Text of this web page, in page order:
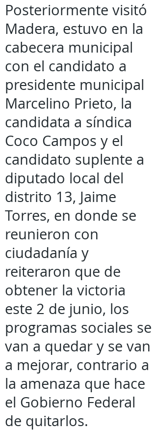
Posteriormente visitó
Madera, estuvo en la
cabecera municipal
con el candidato a
presidente municipal
Marcelino Prieto, la
candidata a síndica
Coco Campos y el
candidato suplente a
diputado local del
distrito 13, Jaime
Torres, en donde se
reunieron con
ciudadanía y
reiteraron que de
obtener la victoria
este 2 de junio, los
programas sociales se
van a quedar y se van
a mejorar, contrario a
la amenaza que hace
el Gobierno Federal
de quitarlos.